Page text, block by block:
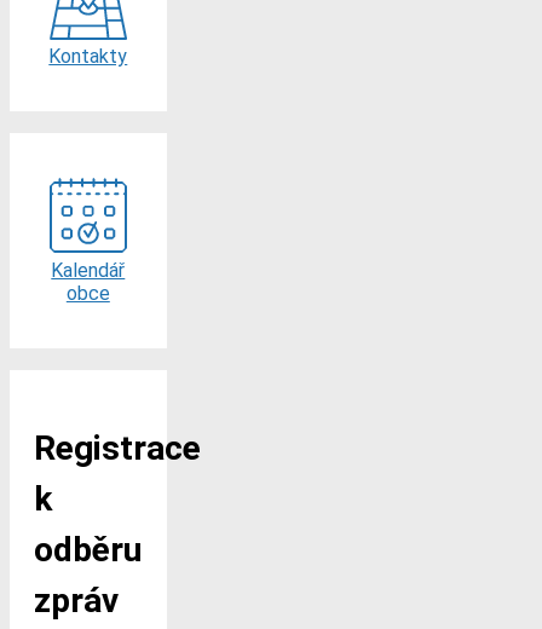
Kontakty
Kalendář
obce
Registrace
k
odběru
zpráv